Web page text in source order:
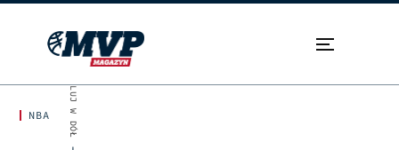
NBA SKROLUJ W DÓŁ